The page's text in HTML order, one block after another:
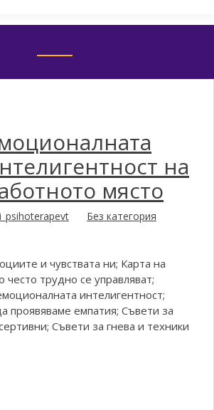
на
място
Без категория
и чувствата ни; Карта на
трудно се управляват;
интелигентност;
проявяваме емпатия; Съвети за
Съвети за гнева и техники